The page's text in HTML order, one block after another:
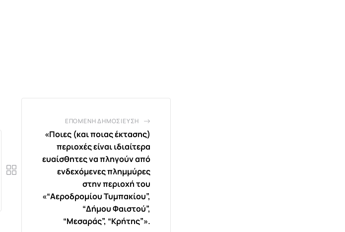
ΕΠΌΜΕΝΗ ΔΗΜΟΣΊΕΥΣΗ
«Ποιες (και ποιας έκτασης)
περιοχές είναι ιδιαίτερα
ευαίσθητες να πληγούν από
ενδεχόμενες πλημμύρες
στην περιοχή του
«“Αεροδρομίου Τυμπακίου”,
“Δήμου Φαιστού”,
“Μεσαράς”, “Κρήτης”».